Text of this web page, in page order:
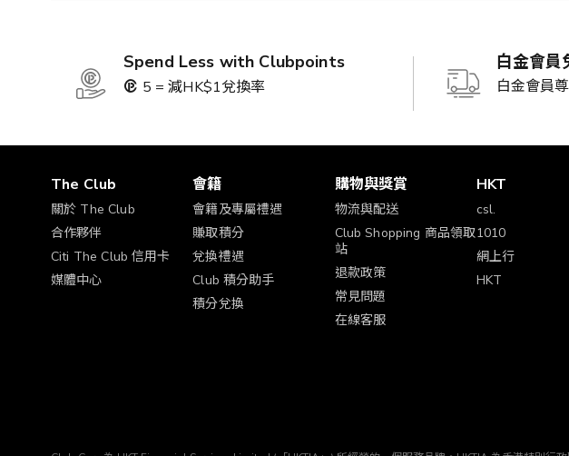
Spend Less with Clubpoints
5 = 減HK$1兌換率
白金會員
白金會員
The Club
關於 The Club
合作夥伴
Citi The Club 信用卡
媒體中心
會籍
會籍及專屬禮遇
賺取積分
兌換禮遇
Club 積分助手
積分兌換
購物與獎賞
物流與配送
Club Shopping 商品領取
站
退款政策
常見問題
在線客服
HKT
csl.
1010
網上行
HKT